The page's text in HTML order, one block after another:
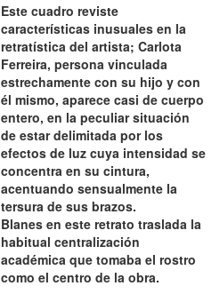
Este cuadro reviste
características inusuales en la
retratística del artista; Carlota
Ferreira, persona vinculada
estrechamente con su hijo y con
él mismo, aparece casi de cuerpo
entero, en la peculiar situación
de estar delimitada por los
efectos de luz cuya intensidad se
concentra en su cintura,
acentuando sensualmente la
tersura de sus brazos.
Blanes en este retrato traslada la
habitual centralización
académica que tomaba el rostro
como el centro de la obra.